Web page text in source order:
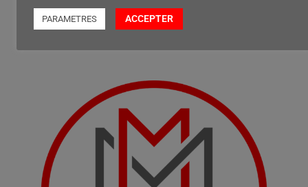
PARAMETRES ACCEPTER